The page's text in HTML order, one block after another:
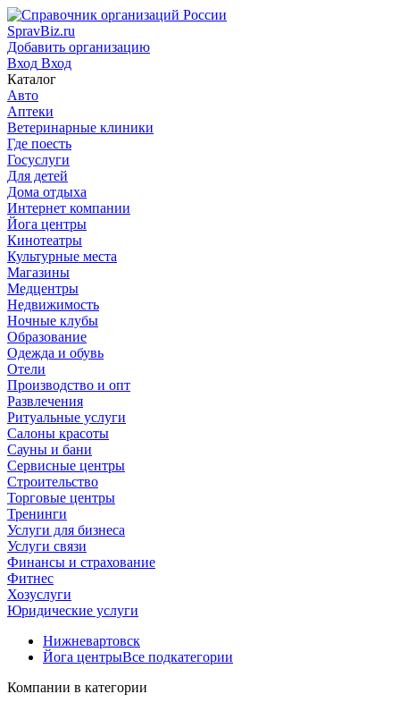
SpravBiz.ru
Добавить организацию
Вход Вход
Каталог
Авто
Аптеки
Ветеринарные клиники
Где поесть
Госуслуги
Для детей
Дома отдыха
Интернет компании
Йога центры
Кинотеатры
Культурные места
Магазины
Медцентры
Недвижимость
Ночные клубы
Образование
Одежда и обувь
Отели
Производство и опт
Развлечения
Ритуальные услуги
Салоны красоты
Сауны и бани
Сервисные центры
Строительство
Торговые центры
Тренинги
Услуги для бизнеса
Услуги связи
Финансы и страхование
Фитнес
Хозуслуги
Юридические услуги
Нижневартовск
Йога центрыВсе подкатегории
Компании в категории